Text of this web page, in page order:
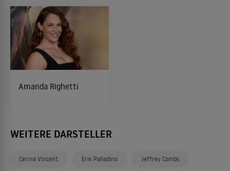
Amanda Righetti
WEITERE DARSTELLER
Cerina Vincent Erik Palladino Jeffrey Combs